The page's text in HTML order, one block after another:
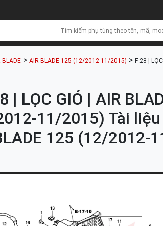
BLADE > AIR BLADE 125 (12/2012-11/2015) > F-28 |
| LỌC GIÓ | AIR
11/2015) Tài
125 (12/2012-